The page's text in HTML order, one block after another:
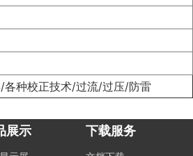
种校正技术/过流/过压/防雷
展示 下载服务